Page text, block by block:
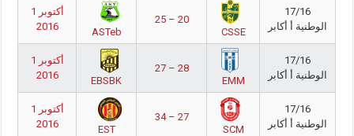
1 أكتوبر
2016
ASTeb
25 – 20
CSSE
17/16
الوطنية أ أكابر
1 أكتوبر
2016
EBSBK
27 – 28
EMM
17/16
الوطنية أ أكابر
1 أكتوبر
2016
EST
34 – 27
SCM
17/16
الوطنية أ أكابر